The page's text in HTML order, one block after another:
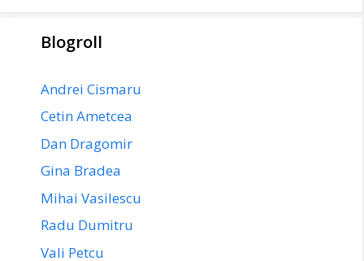
Blogroll
Andrei Cismaru
Cetin Ametcea
Dan Dragomir
Gina Bradea
Mihai Vasilescu
Radu Dumitru
Vali Petcu